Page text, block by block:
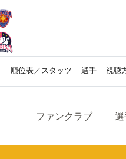
順位表／スタッツ 選手 視聴
ファンクラブ